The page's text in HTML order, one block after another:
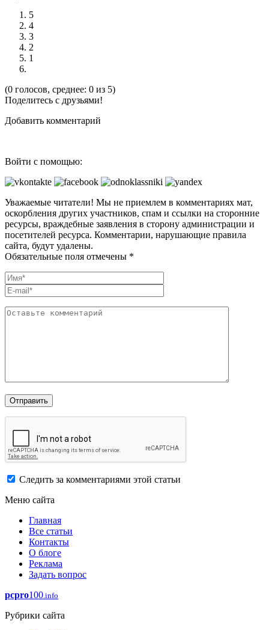
5
4
3
2
1
(0 голосов, среднее: 0 из 5)
Поделитесь с друзьями!
Добавить комментарий
Войти с помощью:
Уважаемые читатели! Мы не приемлем в комментариях мат,
оскорбления других участников, спам и ссылки на сторонние
ресурсы, враждебные заявления в сторону администрации и
посетителей ресурса. Комментарии, нарушающие правила
сайта, будут удалены.
Обязательные поля отмечены *
Следить за комментариями этой статьи
Меню сайта
Главная
Все статьи
Контакты
О блоге
Реклама
Задать вопрос
pcpro100.info
Рубрики сайта